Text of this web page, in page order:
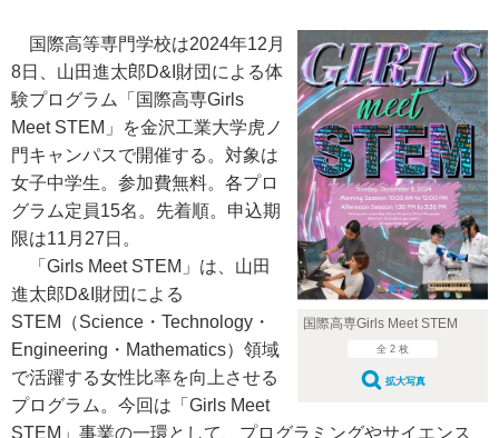
国際高専Girls Meet STEM
全 2 枚
拡大写真
国際高等専門学校は2024年12月
8日、山田進太郎D&I財団による体
験プログラム「国際高専Girls
Meet STEM」を金沢工業大学虎ノ
門キャンパスで開催する。対象は
女子中学生。参加費無料。各プロ
グラム定員15名。先着順。申込期
限は11月27日。
「Girls Meet STEM」は、山田
進太郎D&I財団による
STEM（Science・Technology・
Engineering・Mathematics）領域
で活躍する女性比率を向上させる
プログラム。今回は「Girls Meet
STEM」事業の一環として、プログラミングやサイエンス